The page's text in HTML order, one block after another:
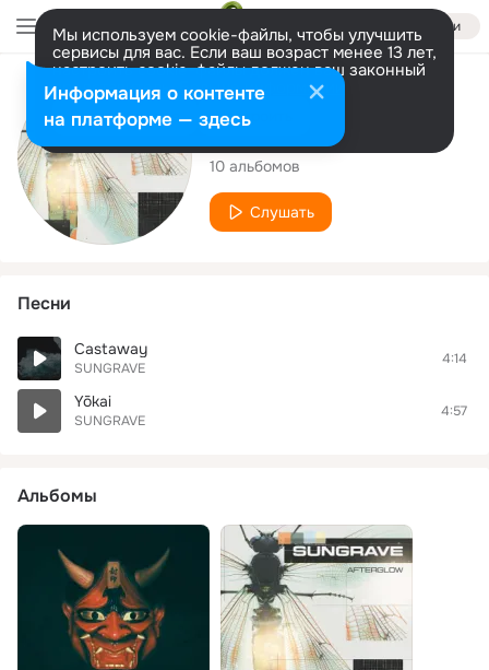
Войти
Мы используем cookie-файлы, чтобы улучшить
сервисы для вас. Если ваш возраст менее 13 лет,
настроить cookie-файлы должен ваш законный
представитель. Больше информации
Разрешить все Настроить
Исполнитель
SUNGRAVE
10 альбомов
Слушать
Песни
Castaway
SUNGRAVE
4:14
Yōkai
SUNGRAVE
4:57
Альбомы
Информация о контенте
на платформе — здесь